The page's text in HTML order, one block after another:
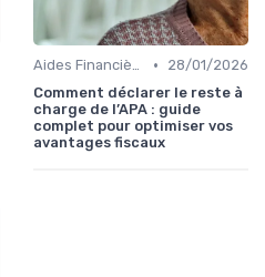
Aides Financières et Subventions •
28/01/2026
Comment déclarer le reste à
charge de l’APA : guide
complet pour optimiser vos
avantages fiscaux